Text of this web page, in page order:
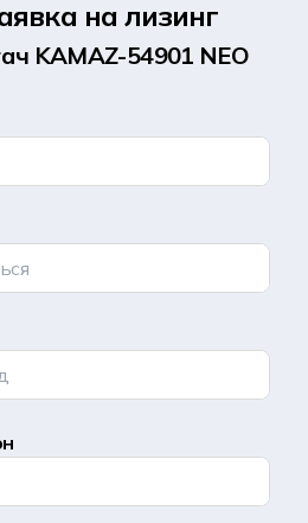
на лизинг
KAMAZ-54901 NEO